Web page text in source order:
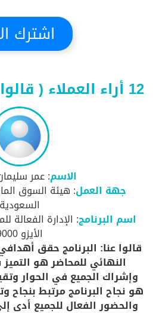
اشترك
12 أراء العملاء ( قالوا عنا )
الاسم: عمر
جهة العمل: هيئة السوق
السعودية
اسم البرنامج: الإدارة الفعالة
الأيزو 9000
قالوا عنا: البرنامج حقق
النهائي للمحاضر هو
وإشراك الجميع في الحوار
هو نجاح البرنامج مرتبط بنجاح
والحضور الفعال للجميع أدى